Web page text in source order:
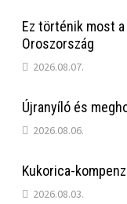
Ez történik most a
Oroszország
2026.08.07.
Újranyíló és
2026.08.06.
Kukorica-
2026.08.03.